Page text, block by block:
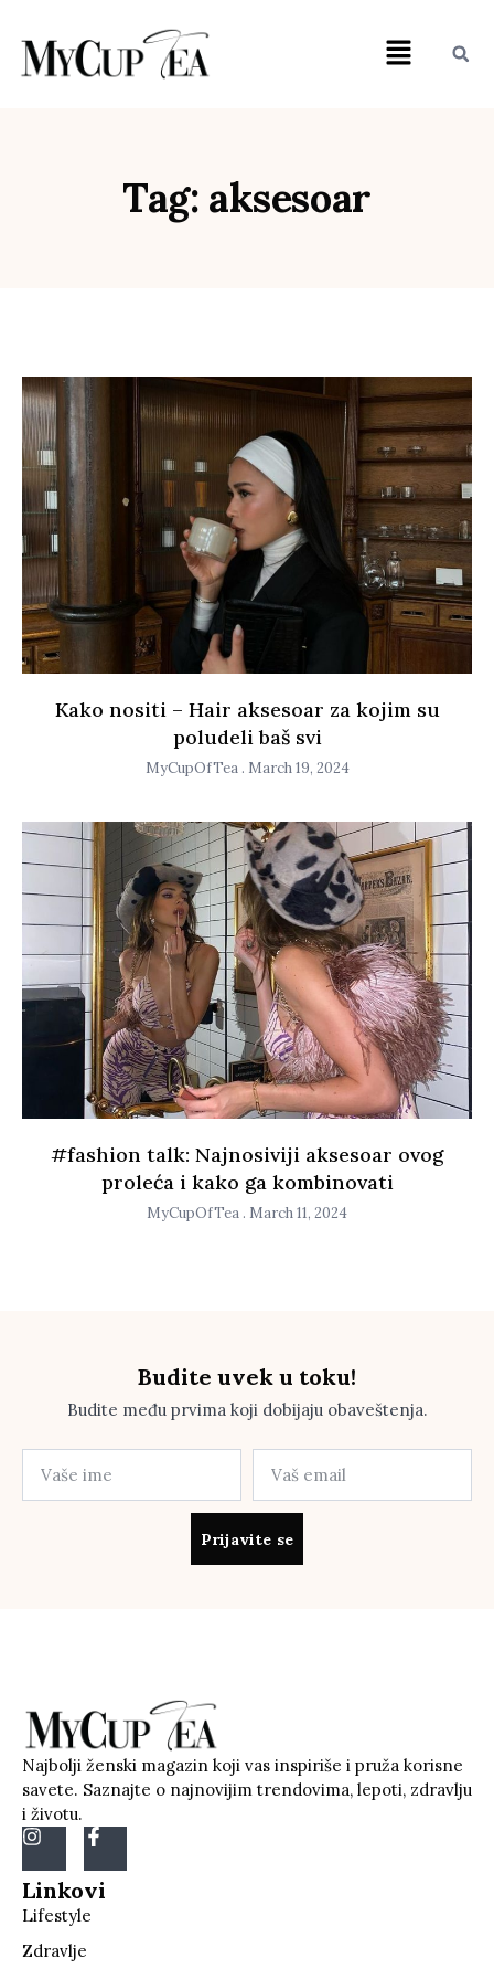
Tag: aksesoar
Kako nositi – Hair aksesoar za kojim su
poludeli baš svi
MyCupOfTea March 19, 2024
#fashion talk: Najnosiviji aksesoar ovog
proleća i kako ga kombinovati
MyCupOfTea March 11, 2024
Budite uvek u toku!
Budite među prvima koji dobijaju obaveštenja.
Prijavite se
Najbolji ženski magazin koji vas inspiriše i pruža korisne
savete. Saznajte o najnovijim trendovima, lepoti, zdravlju
i životu.
Linkovi
Lifestyle
Zdravlje